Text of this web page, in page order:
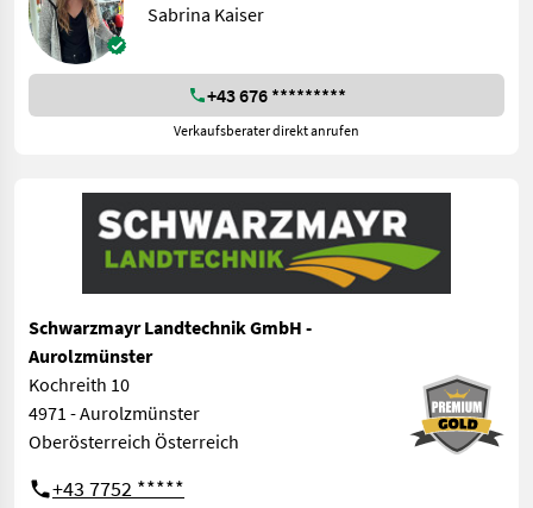
Sabrina Kaiser
+43 676 *********
Verkaufsberater direkt anrufen
Schwarzmayr Landtechnik GmbH -
Aurolzmünster
Kochreith 10
4971 - Aurolzmünster
Oberösterreich Österreich
+43 7752 *****